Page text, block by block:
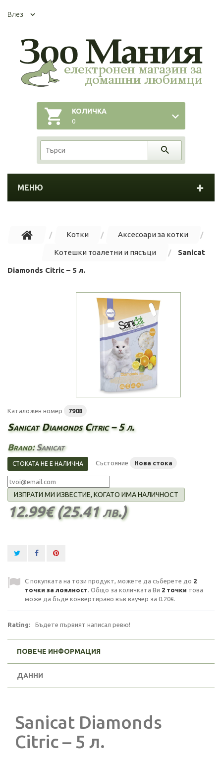
Влез
КОЛИЧКА
0
МЕНЮ
Котки Аксесоари за котки
Котешки тоалетни и пясъци Sanicat
Diamonds Citric – 5 л.
Каталожен номер 7908
Sanicat Diamonds Citric – 5 л.
Brand:Sanicat
СТОКАТА НЕ Е НАЛИЧНА Състояние Нова стока
ИЗПРАТИ МИ ИЗВЕСТИЕ, КОГАТО ИМА НАЛИЧНОСТ
12.99€ (25.41 лв.)
С покупката на този продукт, можете да съберете до 2
точки за лоялност. Общо за количката Ви 2 точки това
може да бъде конвертирано във ваучер за 0.20€.
Rating: Бъдете първият написал ревю!
ПОВЕЧЕ ИНФОРМАЦИЯ
ДАННИ
Sanicat Diamonds
Citric – 5 л.